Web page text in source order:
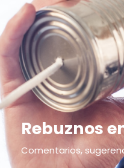
Rebuznos
Comentarios,